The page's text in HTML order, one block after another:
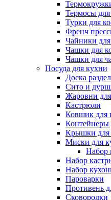
Термосы
Турки для
Френч
Чайники
Чашки для
Чашки для
Посуда для кухни
Доска
Сито и
Жаровни
Кастрюли
Ковшик для
Контейнеры
Крышки для
Миски для
Набор
Набор
Набор
Пароварки
Противень
Сковородки